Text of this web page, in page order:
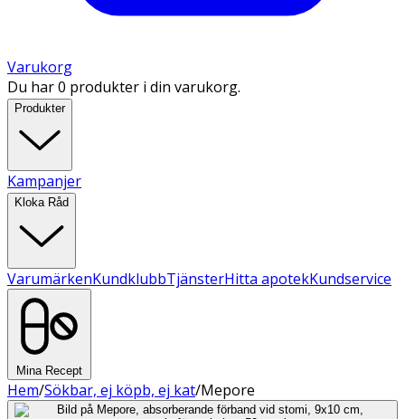
Varukorg
Du har 0 produkter i din varukorg.
Produkter
Kampanjer
Kloka Råd
VarumärkenKundklubbTjänsterHitta apotekKundservice
Mina Recept
Hem/Sökbar, ej köpb, ej kat/Mepore